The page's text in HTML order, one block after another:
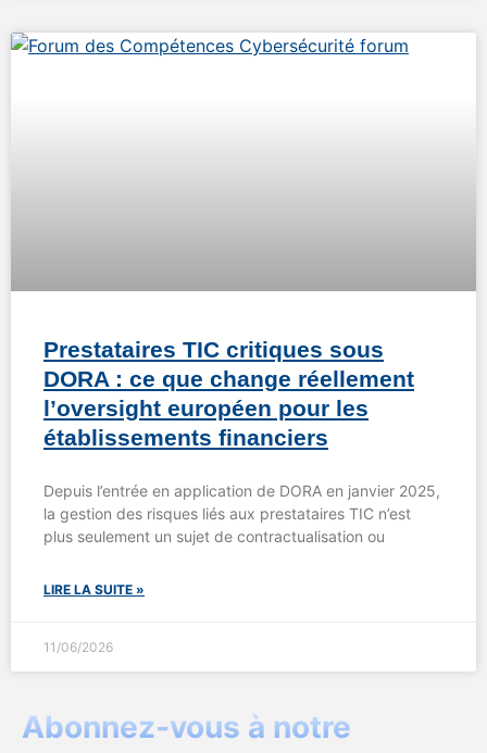
Prestataires TIC critiques sous
DORA : ce que change réellement
l’oversight européen pour les
établissements financiers
Depuis l’entrée en application de DORA en janvier 2025,
la gestion des risques liés aux prestataires TIC n’est
plus seulement un sujet de contractualisation ou
LIRE LA SUITE »
11/06/2026
Abonnez-vous à notre